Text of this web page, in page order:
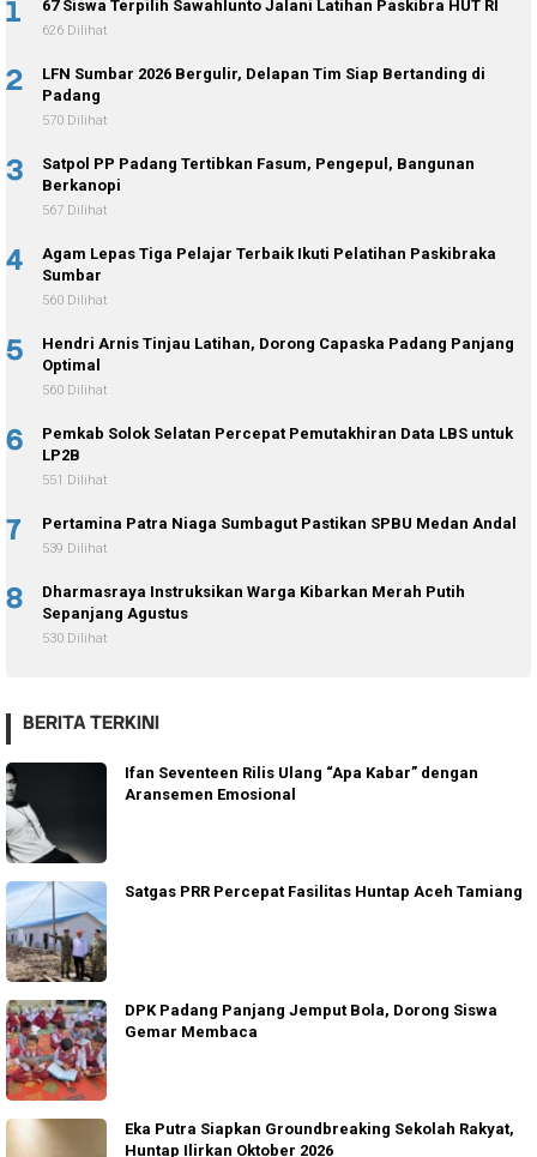
1 67 Siswa Terpilih Sawahlunto Jalani Latihan Paskibra HUT RI
626 Dilihat
2
LFN Sumbar 2026 Bergulir, Delapan Tim Siap Bertanding di
Padang
570 Dilihat
3
Satpol PP Padang Tertibkan Fasum, Pengepul, Bangunan
Berkanopi
567 Dilihat
4
Agam Lepas Tiga Pelajar Terbaik Ikuti Pelatihan Paskibraka
Sumbar
560 Dilihat
5
Hendri Arnis Tinjau Latihan, Dorong Capaska Padang Panjang
Optimal
560 Dilihat
6
Pemkab Solok Selatan Percepat Pemutakhiran Data LBS untuk
LP2B
551 Dilihat
7 Pertamina Patra Niaga Sumbagut Pastikan SPBU Medan Andal
539 Dilihat
8
Dharmasraya Instruksikan Warga Kibarkan Merah Putih
Sepanjang Agustus
530 Dilihat
BERITA TERKINI
Ifan Seventeen Rilis Ulang “Apa Kabar” dengan
Aransemen Emosional
Satgas PRR Percepat Fasilitas Huntap Aceh Tamiang
DPK Padang Panjang Jemput Bola, Dorong Siswa
Gemar Membaca
Eka Putra Siapkan Groundbreaking Sekolah Rakyat,
Huntap Ilirkan Oktober 2026